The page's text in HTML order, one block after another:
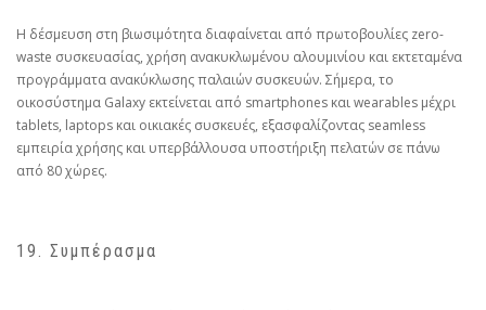
Η δέσμευση στη βιωσιμότητα διαφαίνεται από πρωτοβουλίες zero-
waste συσκευασίας, χρήση ανακυκλωμένου αλουμινίου και εκτεταμένα
προγράμματα ανακύκλωσης παλαιών συσκευών. Σήμερα, το
οικοσύστημα Galaxy εκτείνεται από smartphones και wearables μέχρι
tablets, laptops και οικιακές συσκευές, εξασφαλίζοντας seamless
εμπειρία χρήσης και υπερβάλλουσα υποστήριξη πελατών σε πάνω
από 80 χώρες.
19. Συμπέρασμα